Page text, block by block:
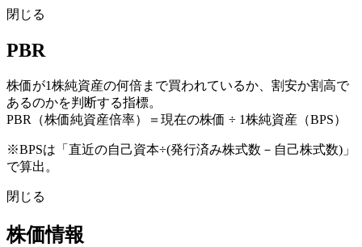
閉じる
PBR
株価が1株純資産の何倍まで買われているか、割安か割高で
あるのかを判断する指標。
PBR（株価純資産倍率）＝現在の株価 ÷ 1株純資産（BPS）
※BPSは「直近の自己資本÷(発行済み株式数－自己株式数)」
で算出。
閉じる
株価情報